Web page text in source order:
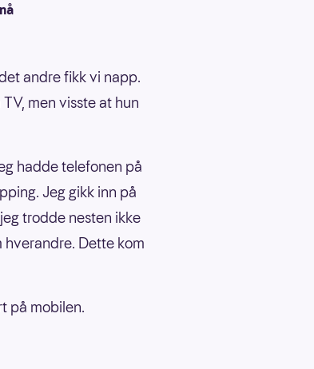
andre fikk vi napp.
men visste at hun
hadde telefonen på
Jeg gikk inn på
trodde nesten ikke
hverandre. Dette kom
på mobilen.